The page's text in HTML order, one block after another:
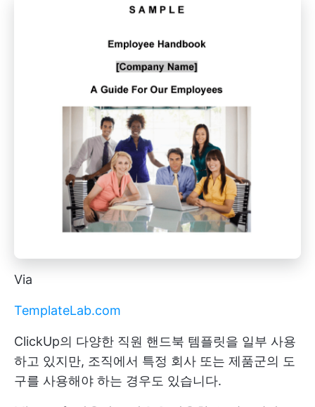
Via
TemplateLab.com
ClickUp의 다양한 직원 핸드북 템플릿을 일부 사용
하고 있지만, 조직에서 특정 회사 또는 제품군의 도
구를 사용해야 하는 경우도 있습니다.